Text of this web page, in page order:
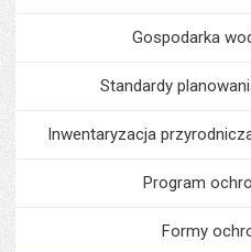
Gospodarka
Standardy
Inwentaryzacja
Program
Formy